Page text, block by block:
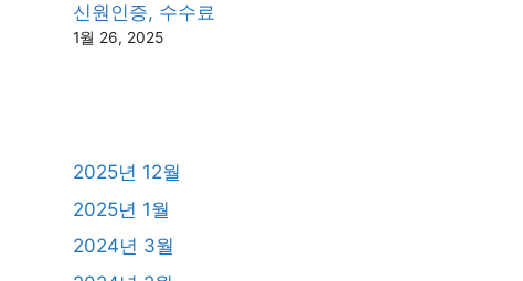
신원인증, 수수료
1월 26, 2025
2025년 12월
2025년 1월
2024년 3월